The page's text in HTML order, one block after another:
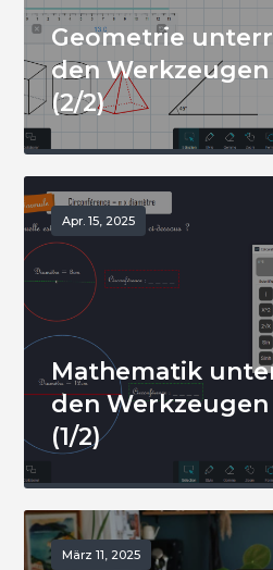
Geometrie
den
(2/2)
Apr. 15, 2025
Mathematik
den
(1/2)
März 11, 2025